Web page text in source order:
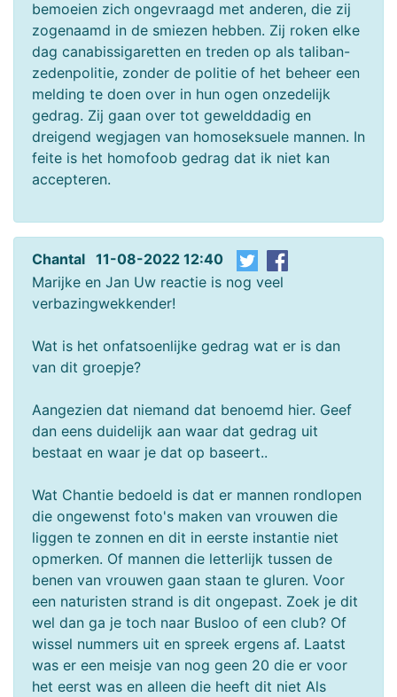
bemoeien zich ongevraagd met anderen, die zij
zogenaamd in de smiezen hebben. Zij roken elke
dag canabissigaretten en treden op als taliban-
zedenpolitie, zonder de politie of het beheer een
melding te doen over in hun ogen onzedelijk
gedrag. Zij gaan over tot gewelddadig en
dreigend wegjagen van homoseksuele mannen. In
feite is het homofoob gedrag dat ik niet kan
accepteren.
Chantal 11-08-2022 12:40
Marijke en Jan Uw reactie is nog veel
verbazingwekkender!
Wat is het onfatsoenlijke gedrag wat er is dan
van dit groepje?
Aangezien dat niemand dat benoemd hier. Geef
dan eens duidelijk aan waar dat gedrag uit
bestaat en waar je dat op baseert..
Wat Chantie bedoeld is dat er mannen rondlopen
die ongewenst foto's maken van vrouwen die
liggen te zonnen en dit in eerste instantie niet
opmerken. Of mannen die letterlijk tussen de
benen van vrouwen gaan staan te gluren. Voor
een naturisten strand is dit ongepast. Zoek je dit
wel dan ga je toch naar Busloo of een club? Of
wissel nummers uit en spreek ergens af. Laatst
was er een meisje van nog geen 20 die er voor
het eerst was en alleen die heeft dit niet Als